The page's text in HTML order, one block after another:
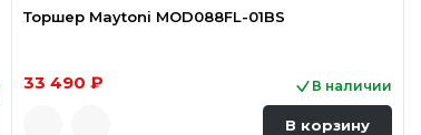
Торшер Maytoni MOD088FL-01BS
33 490 ₽ В наличии
В корзину